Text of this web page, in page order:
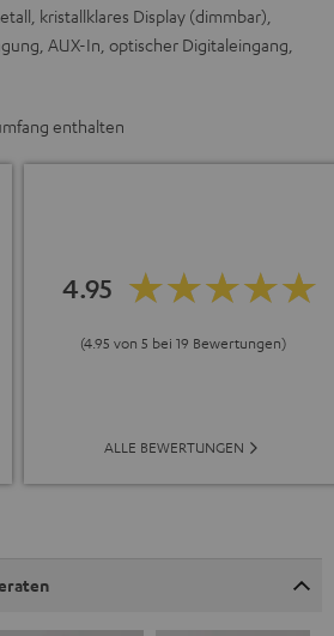
kristallklares Display (dimmbar),
AUX-In, optischer Digitaleingang,
enthalten
4.95
(4.95 von 5 bei 19 Bewertungen)
ALLE BEWERTUNGEN